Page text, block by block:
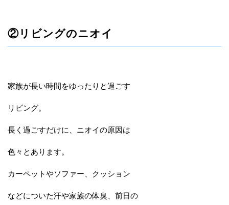
②リビングのニオイ
家族が長い時間をゆったりと過ごす
リビング。
長く過ごすだけに、ニオイの原因は
色々とあります。
カーペットやソファー、クッション
などについた汗や家族の体臭、前日の